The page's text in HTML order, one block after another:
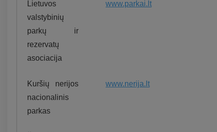
Lietuvos
valstybinių
parkų ir
rezervatų
asociacija
www.parkai.lt
Kuršių nerijos
nacionalinis
parkas
www.nerija.lt